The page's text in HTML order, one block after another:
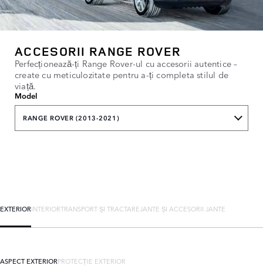
ACCESORII RANGE ROVER
Perfecționează-ți Range Rover-ul cu accesorii autentice –
create cu meticulozitate pentru a-ți completa stilul de
viață.
Model
RANGE ROVER (2013-2021)
EXTERIORINTERIORTRANSPORT ȘI TRACTAREJANTE ȘI ACCESORII JANTE
ASPECT EXTERIORPROTECȚIE EXTERIOR